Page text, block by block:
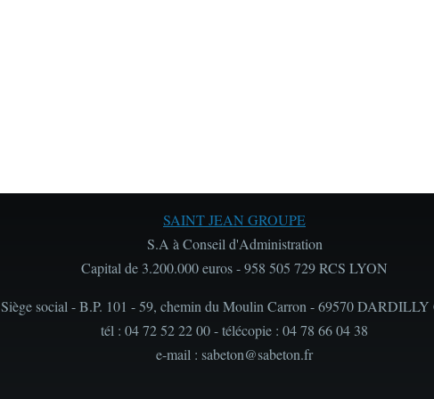
SAINT JEAN GROUPE
S.A à Conseil d'Administration
Capital de 3.200.000 euros - 958 505 729 RCS LYON
Siège social - B.P. 101 - 59, chemin du Moulin Carron - 69570 DARDILLY
tél : 04 72 52 22 00 - télécopie : 04 78 66 04 38
e-mail : sabeton@sabeton.fr